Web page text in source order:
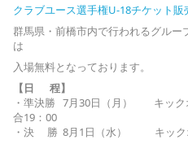
クラブユース選手権U-18チケット販
群馬県・前橋市内で行われるグル
は
入場無料となっております。
【日 程】
・準決勝 7月30日（月） キッ
合19：00
・決 勝 8月1日（水） キック